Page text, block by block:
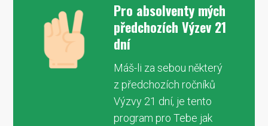
Pro absolventy mých
předchozích Výzev 21
dní
Máš-li za sebou některý
z předchozích ročníků
Výzvy 21 dní, je tento
program pro Tebe jak